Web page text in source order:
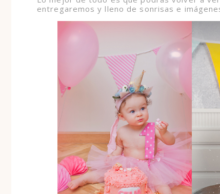
entregaremos y lleno de sonrisas e